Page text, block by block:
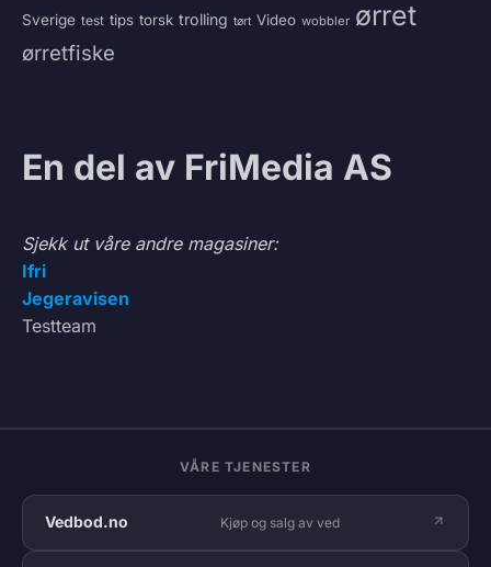
Sverige test tips torsk trolling tørt Video wobbler ørret
ørretfiske
En del av FriMedia AS
Sjekk ut våre andre magasiner:
Ifri
Jegeravisen
Testteam
VÅRE TJENESTER
Vedbod.no Kjøp og salg av ved